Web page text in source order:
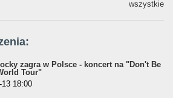
wszystkie
zagra w Polsce - koncert na "Don't Be
Tour"
13 18:00